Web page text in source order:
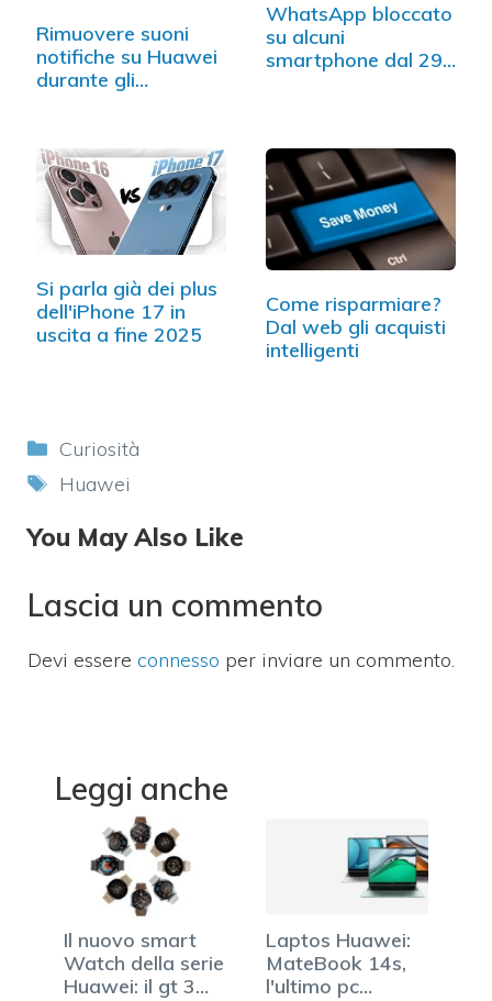
Rimuovere suoni
notifiche su Huawei
durante gli…
WhatsApp bloccato
su alcuni
smartphone dal 29…
Si parla già dei plus
dell'iPhone 17 in
uscita a fine 2025
Come risparmiare?
Dal web gli acquisti
intelligenti
Categorie
Curiosità
Tag
Huawei
You May Also Like
Lascia un commento
Devi essere connesso per inviare un commento.
Leggi anche
Il nuovo smart
Watch della serie
Huawei: il gt 3
Laptos Huawei:
MateBook 14s,
l'ultimo pc